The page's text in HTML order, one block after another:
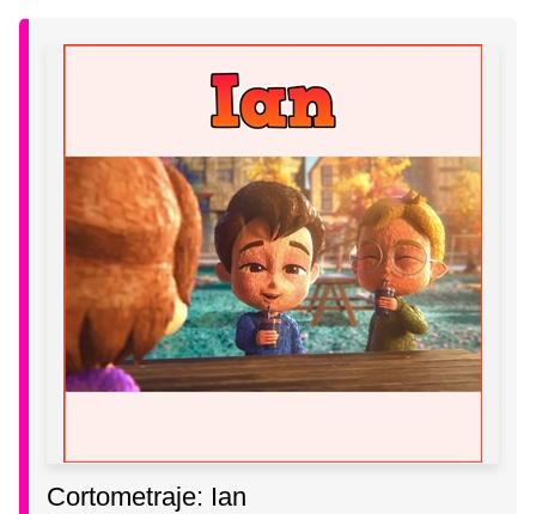
Cortometraje: Ian